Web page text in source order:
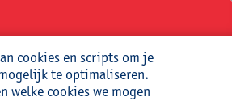
veranderen met impact!
maken met Bookwidgets
cookies en scripts om je
te optimaliseren.
welke cookies we mogen